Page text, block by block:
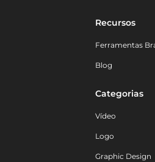
Recursos
Ferramentas
Blog
Categorias
Vídeo
Logo
Graphic Design